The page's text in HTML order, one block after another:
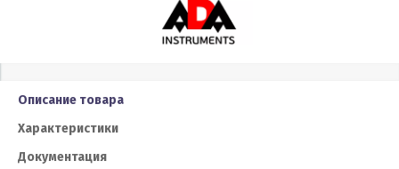
Описание товара
Характеристики
Документация